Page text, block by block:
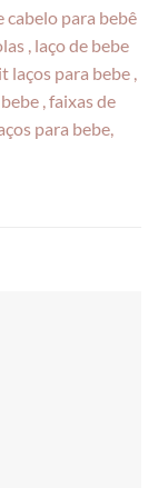
cabelo para bebê
, laço de bebe
laços para bebe ,
, faixas de
para bebe,